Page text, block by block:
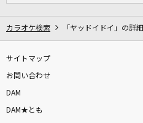
カラオケ検索 「ヤッドイドイ」の詳細
サイトマップ
お問い合わせ
DAM
DAM★とも